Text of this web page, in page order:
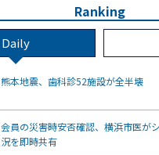
Ranking
Daily
熊本地震、歯科診52施設が全半壊
会員の災害時安否確認、横浜市医
況を即時共有